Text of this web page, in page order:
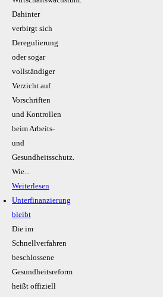
Dahinter
verbirgt sich
Deregulierung
oder sogar
vollständiger
Verzicht auf
Vorschriften
und Kontrollen
beim Arbeits-
und
Gesundheitsschutz.
Wie...
Weiterlesen
Unterfinanzierung
bleibt
Die im
Schnellverfahren
beschlossene
Gesundheitsreform
heißt offiziell